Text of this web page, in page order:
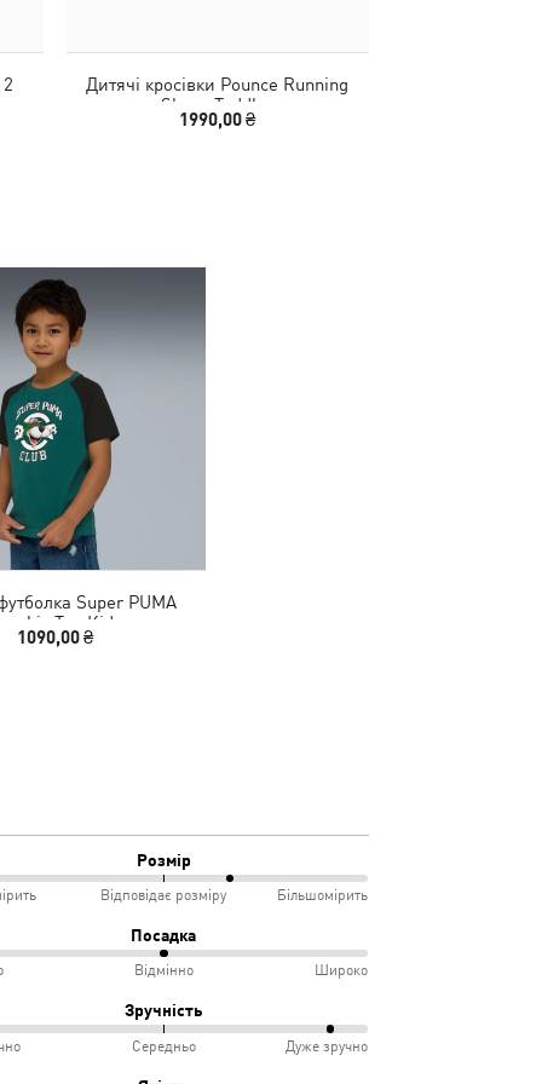
Дитячі кросівки Pounce Running
Shoes Toddler
1990,00 ₴
Super PUMA
Tee Kids
1090,00 ₴
Розмір
Відповідає розміру Більшомірить
Посадка
Відмінно Широко
Зручність
Середньо Дуже зручно